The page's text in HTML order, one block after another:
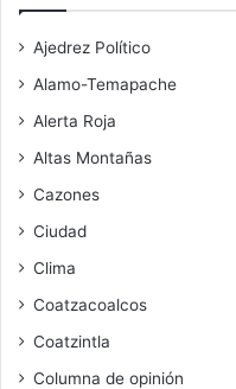
Ajedrez Político
Alamo-Temapache
Alerta Roja
Altas Montañas
Cazones
Ciudad
Clima
Coatzacoalcos
Coatzintla
Columna de opinión